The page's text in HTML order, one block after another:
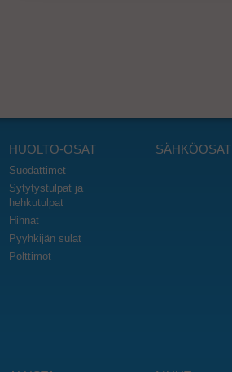
HUOLTO-OSAT
Suodattimet
Sytytystulpat ja
hehkutulpat
Hihnat
Pyyhkijän sulat
Polttimot
SÄHKÖOSAT